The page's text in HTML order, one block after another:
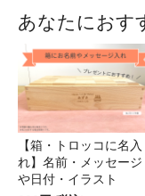
あなたにおす
【箱・トロッコに名入
れ】名前・メッセージ
や日付・イラスト